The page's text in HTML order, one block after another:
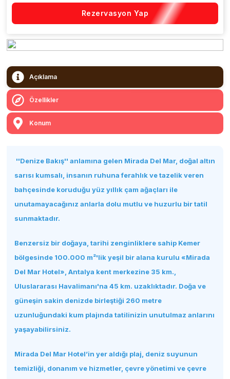
Rezervasyon Yap
Açıklama
Özellikler
Konum
''Denize Bakış'' anlamına gelen Mirada Del Mar, doğal altın
sarısı kumsalı, insanın ruhuna ferahlık ve tazelik veren
bahçesinde koruduğu yüz yıllık çam ağaçları ile
unutamayacağınız anlarla dolu mutlu ve huzurlu bir tatil
sunmaktadır.
Benzersiz bir doğaya, tarihi zenginliklere sahip Kemer
bölgesinde 100.000 m²'lik yeşil bir alana kurulu «Mirada
Del Mar Hotel», Antalya kent merkezine 35 km.,
Uluslararası Havalimanı'na 45 km. uzaklıktadır. Doğa ve
güneşin sakin denizde birleştiği 260 metre
uzunluğundaki kum plajında tatilinizin unutulmaz anlarını
yaşayabilirsiniz.
Mirada Del Mar Hotel’in yer aldığı plaj, deniz suyunun
temizliği, donanım ve hizmetler, çevre yönetimi ve çevre